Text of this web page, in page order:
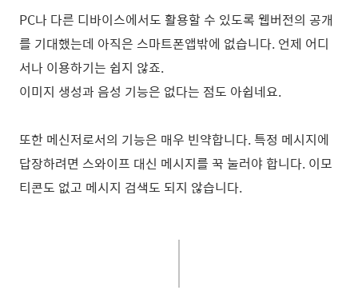
PC나 다른 디바이스에서도 활용할 수 있도록 웹버전의 공개
를 기대했는데 아직은 스마트폰앱밖에 없습니다. 언제 어디
서나 이용하기는 쉽지 않죠.
이미지 생성과 음성 기능은 없다는 점도 아쉽네요.
또한 메신저로서의 기능은 매우 빈약합니다. 특정 메시지에
답장하려면 스와이프 대신 메시지를 꾹 눌러야 합니다. 이모
티콘도 없고 메시지 검색도 되지 않습니다.